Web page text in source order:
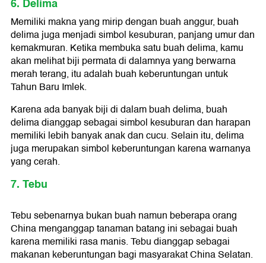
Memiliki makna yang mirip dengan buah anggur, buah
delima juga menjadi simbol kesuburan, panjang umur dan
kemakmuran. Ketika membuka satu buah delima, kamu
akan melihat biji permata di dalamnya yang berwarna
merah terang, itu adalah buah keberuntungan untuk
Tahun Baru Imlek.
Karena ada banyak biji di dalam buah delima, buah
delima dianggap sebagai simbol kesuburan dan harapan
memiliki lebih banyak anak dan cucu. Selain itu, delima
juga merupakan simbol keberuntungan karena warnanya
yang cerah.
7. Tebu
Tebu sebenarnya bukan buah namun beberapa orang
China menganggap tanaman batang ini sebagai buah
karena memiliki rasa manis. Tebu dianggap sebagai
makanan keberuntungan bagi masyarakat China Selatan.